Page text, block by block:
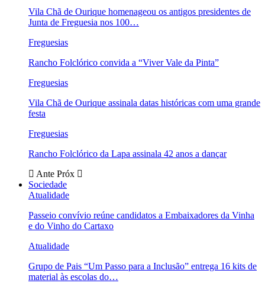
Vila Chã de Ourique homenageou os antigos presidentes de
Junta de Freguesia nos 100…
Freguesias
Rancho Folclórico convida a “Viver Vale da Pinta”
Freguesias
Vila Chã de Ourique assinala datas históricas com uma grande
festa
Freguesias
Rancho Folclórico da Lapa assinala 42 anos a dançar
Ante Próx
Sociedade
Atualidade
Passeio convívio reúne candidatos a Embaixadores da Vinha
e do Vinho do Cartaxo
Atualidade
Grupo de Pais “Um Passo para a Inclusão” entrega 16 kits de
material às escolas do…